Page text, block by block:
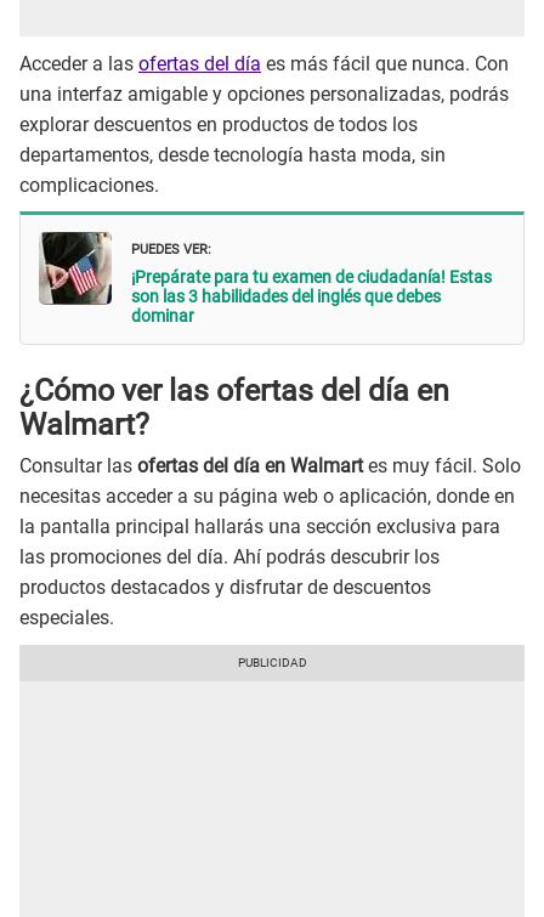
Acceder a las ofertas del día es más fácil que nunca. Con
una interfaz amigable y opciones personalizadas, podrás
explorar descuentos en productos de todos los
departamentos, desde tecnología hasta moda, sin
complicaciones.
PUEDES VER:
¡Prepárate para tu examen de ciudadanía! Estas
son las 3 habilidades del inglés que debes
dominar
¿Cómo ver las ofertas del día en
Walmart?
Consultar las ofertas del día en Walmartes muy fácil. Solo
necesitas acceder a su página web o aplicación, donde en
la pantalla principal hallarás una sección exclusiva para
las promociones del día. Ahí podrás descubrir los
productos destacados y disfrutar de descuentos
especiales.